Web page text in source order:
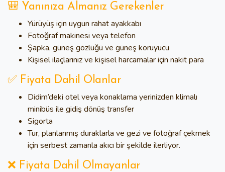
🎒 Yanınıza Almanız Gerekenler
Yürüyüş için uygun rahat ayakkabı
Fotoğraf makinesi veya telefon
Şapka, güneş gözlüğü ve güneş koruyucu
Kişisel ilaçlarınız ve kişisel harcamalar için nakit para
✅ Fiyata Dahil Olanlar
Didim’deki otel veya konaklama yerinizden klimalı
minibüs ile gidiş dönüş transfer
Sigorta
Tur, planlanmış duraklarla ve gezi ve fotoğraf çekmek
için serbest zamanla akıcı bir şekilde ilerliyor.
❌ Fiyata Dahil Olmayanlar